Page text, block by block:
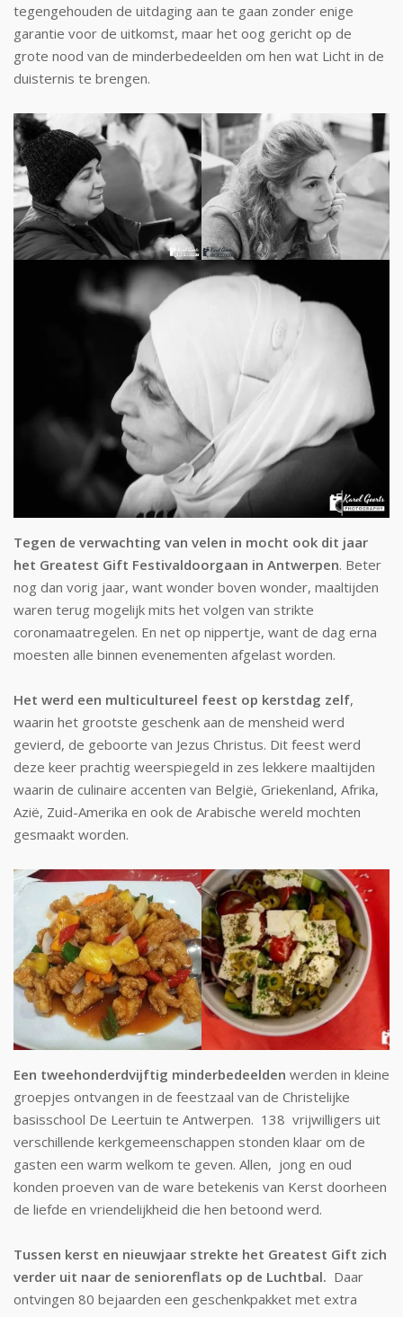
tegengehouden de uitdaging aan te gaan zonder enige
garantie voor de uitkomst, maar het oog gericht op de
grote nood van de minderbedeelden om hen wat Licht in de
duisternis te brengen.
Tegen de verwachting van velen in mocht ook dit jaar
het Greatest Gift Festivaldoorgaan in Antwerpen. Beter
nog dan vorig jaar, want wonder boven wonder, maaltijden
waren terug mogelijk mits het volgen van strikte
coronamaatregelen. En net op nippertje, want de dag erna
moesten alle binnen evenementen afgelast worden.
Het werd een multicultureel feest op kerstdag zelf,
waarin het grootste geschenk aan de mensheid werd
gevierd, de geboorte van Jezus Christus. Dit feest werd
deze keer prachtig weerspiegeld in zes lekkere maaltijden
waarin de culinaire accenten van België, Griekenland, Afrika,
Azië, Zuid-Amerika en ook de Arabische wereld mochten
gesmaakt worden.
Een tweehonderdvijftig minderbedeelden werden in kleine
groepjes ontvangen in de feestzaal van de Christelijke
basisschool De Leertuin te Antwerpen. 138 vrijwilligers uit
verschillende kerkgemeenschappen stonden klaar om de
gasten een warm welkom te geven. Allen, jong en oud
konden proeven van de ware betekenis van Kerst doorheen
de liefde en vriendelijkheid die hen betoond werd.
Tussen kerst en nieuwjaar strekte het Greatest Gift zich
verder uit naar de seniorenflats op de Luchtbal. Daar
ontvingen 80 bejaarden een geschenkpakket met extra